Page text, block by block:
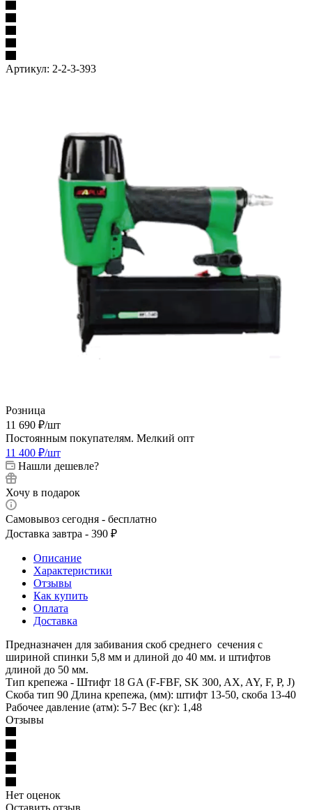
Артикул: 2-2-3-393
Розница
11 690 ₽/шт
Постоянным покупателям. Мелкий опт
11 400 ₽/шт
Нашли дешевле?
Хочу в подарок
Самовывоз сегодня - бесплатно
Доставка завтра - 390 ₽
Описание
Характеристики
Отзывы
Как купить
Оплата
Доставка
Предназначен для забивания скоб среднего сечения с
шириной спинки 5,8 мм и длиной до 40 мм. и штифтов
длиной до 50 мм.
Тип крепежа - Штифт 18 GA (F-FBF, SK 300, AX, AY, F, P, J)
Скоба тип 90 Длина крепежа, (мм): штифт 13-50, скоба 13-40
Рабочее давление (атм): 5-7 Вес (кг): 1,48
Отзывы
Нет оценок
Оставить отзыв